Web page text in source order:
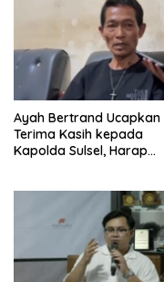
Ayah Bertrand Ucapkan
Terima Kasih kepada
Kapolda Sulsel, Harap